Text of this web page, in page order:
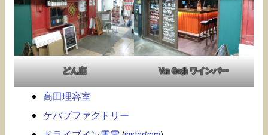
どん底 Van Gogh ワインバー
高田理容室
ケバブファクトリー